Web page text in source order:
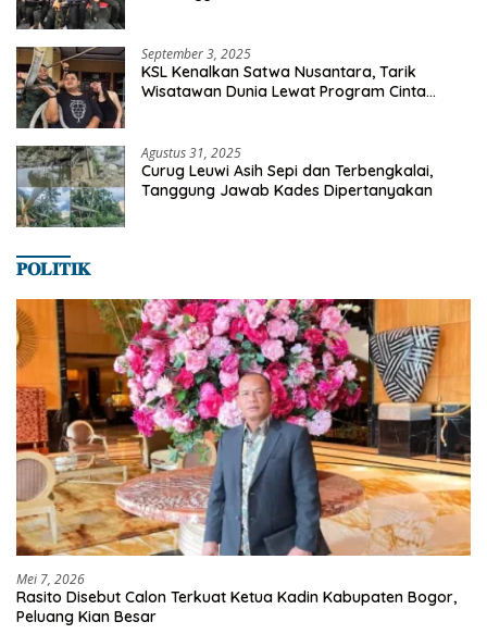
September 3, 2025
KSL Kenalkan Satwa Nusantara, Tarik
Wisatawan Dunia Lewat Program Cinta
Agustus 31, 2025
Curug Leuwi Asih Sepi dan Terbengkalai,
Tanggung Jawab Kades Dipertanyakan
𝐏𝐎𝐋𝐈𝐓𝐈𝐊
Mei 7, 2026
Rasito Disebut Calon Terkuat Ketua Kadin Kabupaten Bogor,
Peluang Kian Besar